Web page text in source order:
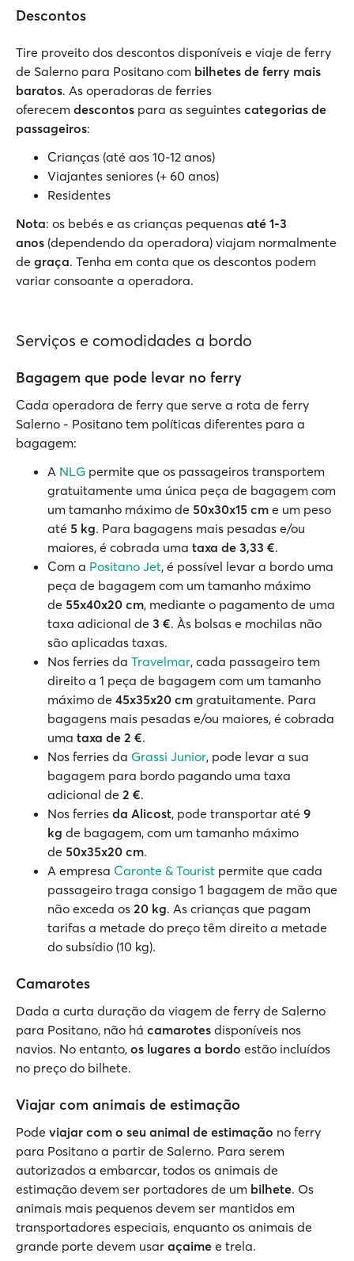
Descontos
Tire proveito dos descontos disponíveis e viaje de ferry
de Salerno para Positano com bilhetes de ferry mais
baratos. As operadoras de ferries
oferecem descontos para as seguintes categorias de
passageiros:
Crianças (até aos 10-12 anos)
Viajantes seniores (+ 60 anos)
Residentes
Nota: os bebés e as crianças pequenas até 1-3
anos (dependendo da operadora) viajam normalmente
de graça. Tenha em conta que os descontos podem
variar consoante a operadora.
Serviços e comodidades a bordo
Bagagem que pode levar no ferry
Cada operadora de ferry que serve a rota de ferry
Salerno - Positano tem políticas diferentes para a
bagagem:
A NLG permite que os passageiros transportem
gratuitamente uma única peça de bagagem com
um tamanho máximo de 50x30x15 cm e um peso
até 5 kg. Para bagagens mais pesadas e/ou
maiores, é cobrada uma taxa de 3,33 €.
Com a Positano Jet, é possível levar a bordo uma
peça de bagagem com um tamanho máximo
de 55x40x20 cm, mediante o pagamento de uma
taxa adicional de 3 €. Às bolsas e mochilas não
são aplicadas taxas.
Nos ferries da Travelmar, cada passageiro tem
direito a 1 peça de bagagem com um tamanho
máximo de 45x35x20 cm gratuitamente. Para
bagagens mais pesadas e/ou maiores, é cobrada
uma taxa de 2 €.
Nos ferries da Grassi Junior, pode levar a sua
bagagem para bordo pagando uma taxa
adicional de 2 €.
Nos ferries da Alicost, pode transportar até 9
kg de bagagem, com um tamanho máximo
de 50x35x20 cm.
A empresa Caronte & Tourist permite que cada
passageiro traga consigo 1 bagagem de mão que
não exceda os 20 kg. As crianças que pagam
tarifas a metade do preço têm direito a metade
do subsídio (10 kg).
Camarotes
Dada a curta duração da viagem de ferry de Salerno
para Positano, não há camarotes disponíveis nos
navios. No entanto, os lugares a bordo estão incluídos
no preço do bilhete.
Viajar com animais de estimação
Pode viajar com o seu animal de estimação no ferry
para Positano a partir de Salerno. Para serem
autorizados a embarcar, todos os animais de
estimação devem ser portadores de um bilhete. Os
animais mais pequenos devem ser mantidos em
transportadores especiais, enquanto os animais de
grande porte devem usar açaime e trela.